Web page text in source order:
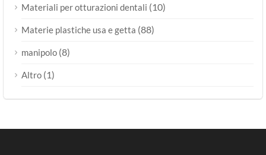
Materiali per otturazioni dentali (10)
Materie plastiche usa e getta (88)
manipolo (8)
Altro (1)